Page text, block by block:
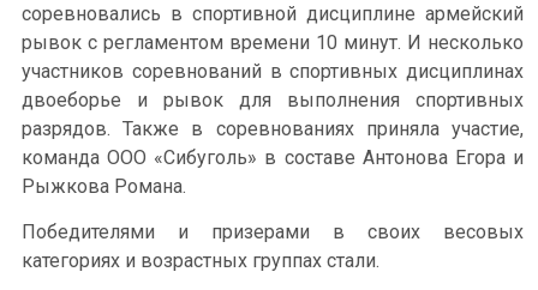
соревновались в спортивной дисциплине армейский
рывок с регламентом времени 10 минут. И несколько
участников соревнований в спортивных дисциплинах
двоеборье и рывок для выполнения спортивных
разрядов. Также в соревнованиях приняла участие,
команда ООО «Сибуголь» в составе Антонова Егора и
Рыжкова Романа.
Победителями и призерами в своих весовых
категориях и возрастных группах стали.